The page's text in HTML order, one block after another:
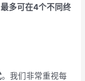
多可在4个不同终
。我们非常重视每